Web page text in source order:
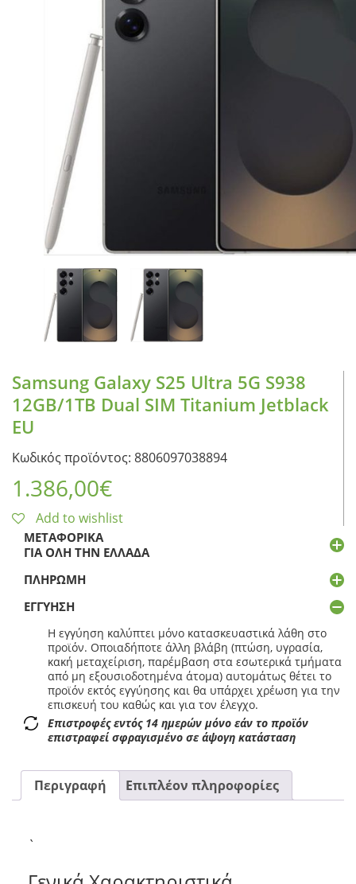
LIQUID COOLERS
CPU COOLERS
ΕΙΚΟΝΑ-ΗΧΟΣ
ACCESSORIES
GAMING
ΟΙΚΙΑΚΕΣ ΣΥΣΚΕΥΕΣ
ΠΡΟΣΩΠΙΚΗ ΦΡΟΝΤΙΔΑ
Samsung Galaxy S25 Ultra 5G S938
12GB/1TB Dual SIM Titanium Jetblack
EU
Κωδικός προϊόντος: 8806097038894
1.386,00€
Add to wishlist
ΜΕΤΑΦΟΡΙΚΆ
ΓΙΑ ΌΛΗ ΤΗΝ ΕΛΛΆΔΑ
ΠΛΗΡΩΜΉ
ΕΓΓΎΗΣΗ
Η εγγύηση καλύπτει μόνο κατασκευαστικά λάθη στο
προϊόν. Οποιαδήποτε άλλη βλάβη (πτώση, υγρασία,
κακή μεταχείριση, παρέμβαση στα εσωτερικά τμήματα
από μη εξουσιοδοτημένα άτομα) αυτομάτως θέτει το
προϊόν εκτός εγγύησης και θα υπάρχει χρέωση για την
επισκευή του καθώς και για τον έλεγχο.
Επιστροφές εντός 14 ημερών μόνο εάν το προϊόν
επιστραφεί σφραγισμένο σε άψογη κατάσταση
Περιγραφή Επιπλέον πληροφορίες
`